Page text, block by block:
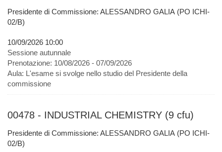
Presidente di Commissione: ALESSANDRO GALIA (PO ICHI-
02/B)
10/09/2026 10:00
Sessione autunnale
Prenotazione: 10/08/2026 - 07/09/2026
Aula: L'esame si svolge nello studio del Presidente della
commissione
00478 - INDUSTRIAL CHEMISTRY (9 cfu)
Presidente di Commissione: ALESSANDRO GALIA (PO ICHI-
02/B)